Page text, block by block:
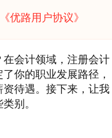
《优路用户协议》
会计领域，注册会计
你的职业发展路径，
待遇。接下来，让我
别。